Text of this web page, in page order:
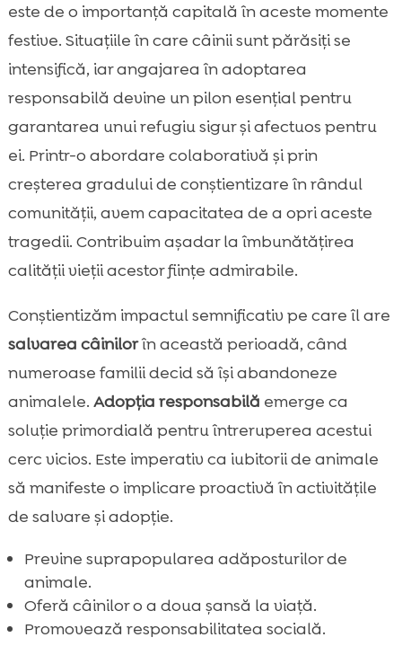
este de o importanță capitală în aceste momente
festive. Situațiile în care câinii sunt părăsiți se
intensifică, iar angajarea în adoptarea
responsabilă devine un pilon esențial pentru
garantarea unui refugiu sigur și afectuos pentru
ei. Printr-o abordare colaborativă și prin
creșterea gradului de conștientizare în rândul
comunității, avem capacitatea de a opri aceste
tragedii. Contribuim așadar la îmbunătățirea
calității vieții acestor ființe admirabile.
Conștientizăm impactul semnificativ pe care îl are
salvarea câinilorîn această perioadă, când
numeroase familii decid să își abandoneze
animalele. Adopția responsabilă emerge ca
soluție primordială pentru întreruperea acestui
cerc vicios. Este imperativ ca iubitorii de animale
să manifeste o implicare proactivă în activitățile
de salvare și adopție.
Previne suprapopularea adăposturilor de
animale.
Oferă câinilor o a doua șansă la viață.
Promovează responsabilitatea socială.